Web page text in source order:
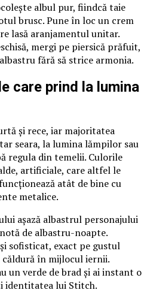
albul pur, fiindcă taie
brusc. Pune în loc un crem
lasă aranjamentul unitar.
mergi pe piersică prăfuit,
fără să strice armonia.
care prind la lumina
și rece, iar majoritatea
seara, la lumina lămpilor sau
regula din temelii. Culorile
artificiale, care altfel le
atât de bine cu
metalice.
așază albastrul personajului
de albastru-noapte.
sofisticat, exact pe gustul
căldură în mijlocul iernii.
un verde de brad și ai instant o
identitatea lui Stitch.